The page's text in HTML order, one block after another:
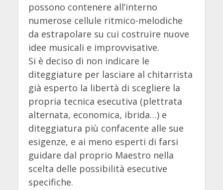
possono contenere all’interno
numerose cellule ritmico-melodiche
da estrapolare su cui costruire nuove
idee musicali e improvvisative.
Si è deciso di non indicare le
diteggiature per lasciare al chitarrista
già esperto la libertà di scegliere la
propria tecnica esecutiva (plettrata
alternata, economica, ibrida…) e
diteggiatura più confacente alle sue
esigenze, e ai meno esperti di farsi
guidare dal proprio Maestro nella
scelta delle possibilità esecutive
specifiche.